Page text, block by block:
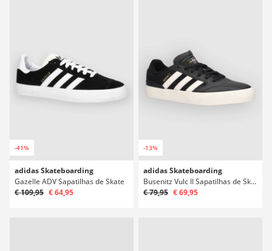
-41%
adidas Skateboarding
Gazelle ADV Sapatilhas de Skate
€ 109,95 € 64,95
-13%
adidas Skateboarding
Busenitz Vulc II Sapatilhas de Skate
€ 79,95 € 69,95